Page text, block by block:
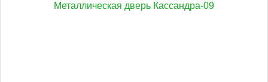
Металлическая дверь Кассандра-09